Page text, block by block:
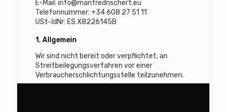
E-Mail: info@manfredrischert.eu
Telefonnummer: +34 608 27 51 11
USt-IdNr: ES X8226145B
1. Allgemein
Wir sind nicht bereit oder verpflichtet, an
Streitbeilegungsverfahren vor einer
Verbraucherschlichtungsstelle teilzunehmen.